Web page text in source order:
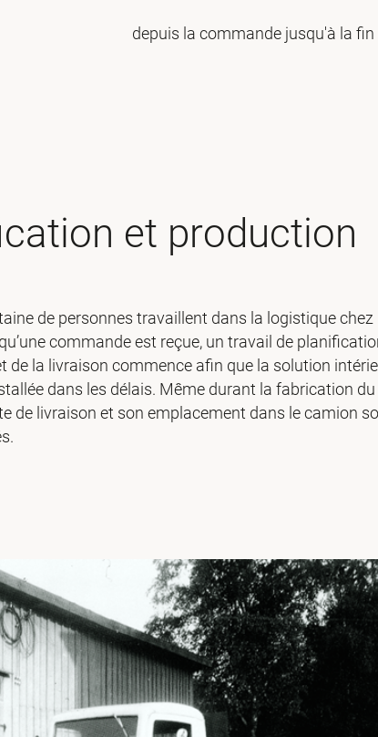
depuis la commande jusqu'à la
et production
de personnes travaillent dans la logistique chez
commande est reçue, un travail de
de la livraison commence afin que la solution
dans les délais. Même durant la fabrication du
de livraison et son emplacement dans le camion